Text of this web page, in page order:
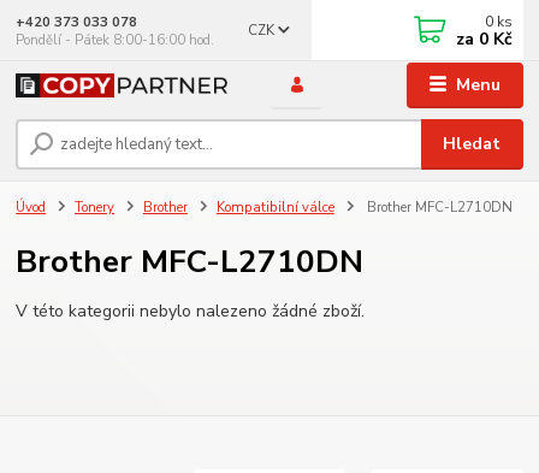
Menu
CZK
Hledat
+420 373 033 078
Pondělí - Pátek 8:00-16:00 hod.
0 ks
za 0 Kč
Úvod Tonery Brother Kompatibilní válce Brother MFC-L2710DN
Brother MFC-L2710DN
V této kategorii nebylo nalezeno žádné zboží.